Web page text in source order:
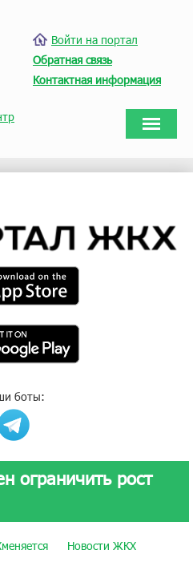
Войти на портал
Обратная связь
Контактная информация
боты:
ограничить рост
Новости ЖКХ